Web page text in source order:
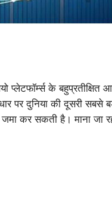
प्लेटफॉर्म्स के बहुप्रतीक्षित
पर दुनिया की दूसरी सबसे
कर सकती है। माना जा